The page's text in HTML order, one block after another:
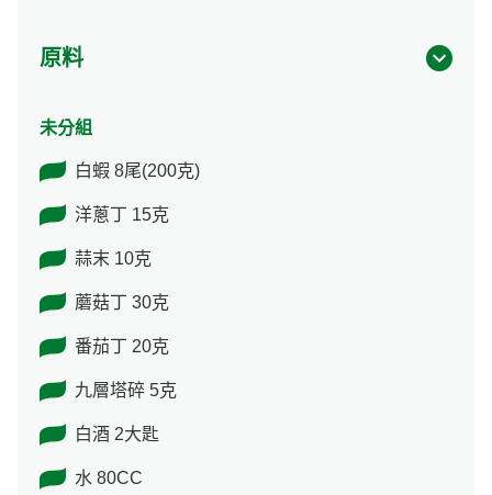
原料
未分組
白蝦 8尾(200克)
洋蔥丁 15克
蒜末 10克
蘑菇丁 30克
番茄丁 20克
九層塔碎 5克
白酒 2大匙
水 80CC